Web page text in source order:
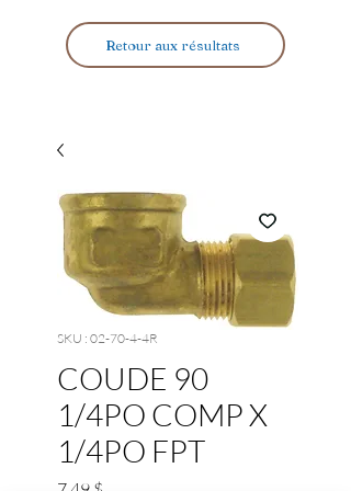
Retour aux résultats
SKU : 02-70-4-4R
COUDE 90
1/4PO COMP X
1/4PO FPT